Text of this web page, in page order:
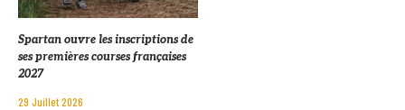
Spartan ouvre les inscriptions de
ses premières courses françaises
2027
29 Juillet 2026